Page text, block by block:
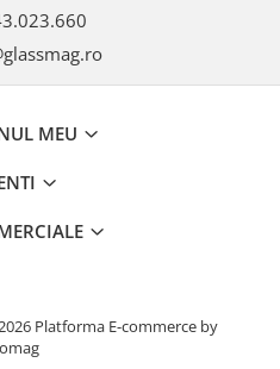
MEU
Platforma E-commerce by